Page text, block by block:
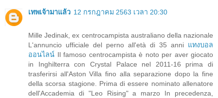
เทพเจ้ามาแล้ว 12 กรกฎาคม 2563 เวลา 20:30
Mille Jedinak, ex centrocampista australiano della nazionale
L'annuncio ufficiale del perno all'età di 35 anni แทงบอล
ออนไลน์ Il famoso centrocampista è noto per aver giocato
in Inghilterra con Crystal Palace nel 2011-16 prima di
trasferirsi all'Aston Villa fino alla separazione dopo la fine
della scorsa stagione. Prima di essere nominato allenatore
dell'Accademia di "Leo Rising" a marzo In precedenza,